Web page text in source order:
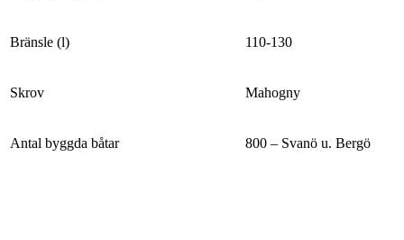
Bränsle (l) 110-130
Skrov Mahogny
Antal byggda båtar 800 – Svanö u. Bergö